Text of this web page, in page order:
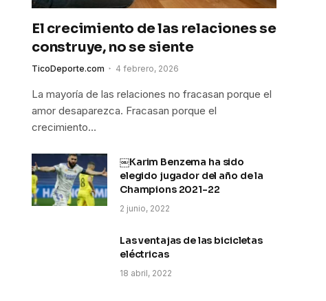
El crecimiento de las relaciones se
construye, no se siente
TicoDeporte.com 4 febrero, 2026
La mayoría de las relaciones no fracasan porque el
amor desaparezca. Fracasan porque el
crecimiento…
￼Karim Benzema ha sido
elegido jugador del año de la
Champions 2021-22
2 junio, 2022
Las ventajas de las bicicletas
eléctricas
18 abril, 2022